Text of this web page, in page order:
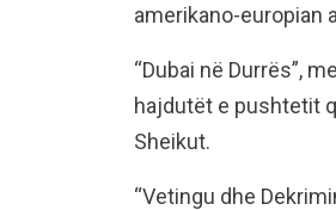
amerikano-europian
“Dubai në Durrës”,
hajdutët e pushtetit
Sheikut.
“Vetingu dhe